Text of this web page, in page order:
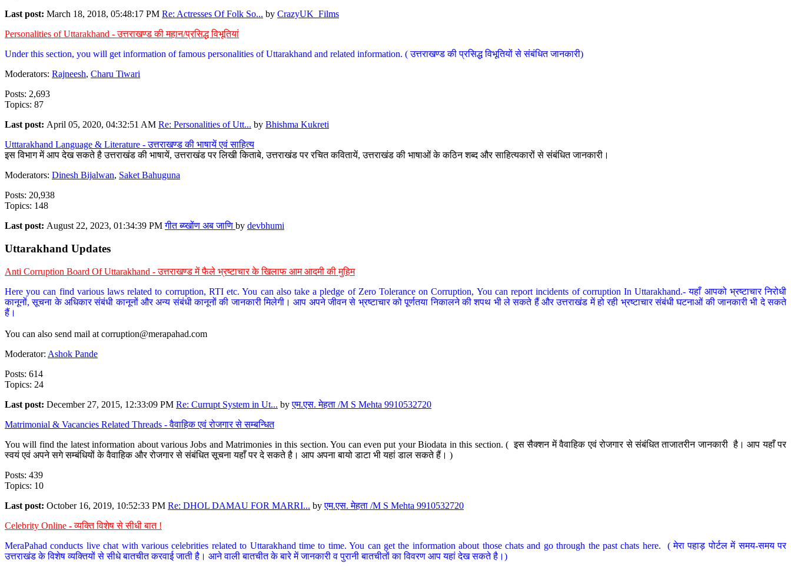
Last post: March 18, 2018, 05:48:17 PM Re: Actresses Of Folk So... by CrazyUK_Films
Personalities of Uttarakhand - उत्तराखण्ड की महान/प्रसिद्ध विभूतियां
Under this section, you will get information of famous personalities of Uttarakhand and related information. ( उत्तराखण्ड की प्रसिद्ध विभूतियों से संबंधित जानकारी)
Moderators: Rajneesh, Charu Tiwari
Posts: 2,693
Topics: 87
Last post: April 05, 2020, 04:32:51 AM Re: Personalities of Utt... by Bhishma Kukreti
Utttarakhand Language & Literature - उत्तराखण्ड की भाषायें एवं साहित्य
इस विभाग में आप देख सकते है उत्तराखंड की भाषायें, उत्तराखंड पर लिखी किताबे, उत्तराखंड पर रचित कवितायें, उत्तराखंड की भाषाओं के कठिन शब्द और साहित्यकारों से संबंधित जानकारी।
Moderators: Dinesh Bijalwan, Saket Bahuguna
Posts: 20,938
Topics: 148
Last post: August 22, 2023, 01:34:39 PMगीत ब्य्खोंण अब जाणि by devbhumi
Uttarakhand Updates
Anti Corruption Board Of Uttarakhand - उत्तराखण्ड में फैले भ्रष्टाचार के खिलाफ आम आदमी की मुहिम
Here you can find various laws related to corruption, RTI etc. You can also take a pledge of Zero Tolerance on Corruption, You can report incidents of corruption In Uttarakhand.- यहाँ आपको भ्रष्टाचार निरोधी
कानूनों, सूचना के अधिकार संबंधी कानूनों और अन्य संबंधी कानूनों की जानकारी मिलेगी। आप अपने जीवन से भ्रष्टाचार को पूर्णतया निकालने की शपथ भी ले सकते हैं और उत्तराखंड में हो रही भ्रष्टाचार संबंधी घटनाओं की जानकारी भी दे सकते
हैं।
You can also send mail at corruption@merapahad.com
Moderator: Ashok Pande
Posts: 614
Topics: 24
Last post: December 27, 2015, 12:33:09 PM Re: Currupt System in Ut... byएम.एस. मेहता /M S Mehta 9910532720
Matrimonial & Vacancies Related Threads - वैवाहिक एवं रोजगार से सम्बन्धित
You will find the latest information about various Jobs and Matrimonies in this section. You can even put your Biodata in this section. ( इस सैक्शन में वैवाहिक एवं रोजगार से संबंधित ताजातरीन जानकारी है। आप यहाँ पर
स्वयं एवं अपने सगे सम्बंधियों के वैवाहिक और रोजगार से संबंधित सूचना यहाँ पर दे सकते है। आप अपना बायो डाटा भी यहां डाल सकते हैं। )
Posts: 439
Topics: 10
Last post: October 16, 2019, 10:52:33 PM Re: DHOL DAMAU FOR MARRI... byएम.एस. मेहता /M S Mehta 9910532720
Celebrity Online - व्यक्ति विशेष से सीधी बात !
MeraPahad conducts live chat with various celebrities related to Uttarakhand time to time. You can get the information about those chats and go through the past chats here. ( मेरा पहाड़ पोर्टल में समय-समय पर
उत्तराखंड के विशेष व्यक्तियों से सीधे बातचीत करवाई जाती है। आने वाली बातचीत के बारे में जानकारी व पुरानी बातचीतों का विवरण आप यहां देख सकते है।)